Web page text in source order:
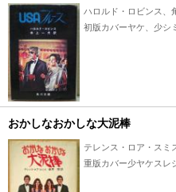
ハロルド・ロビンス、
初版カバーヤケ、少
おかしなおかしな大泥棒
テレンス・ロア・スミ
重版カバー少ヤケス